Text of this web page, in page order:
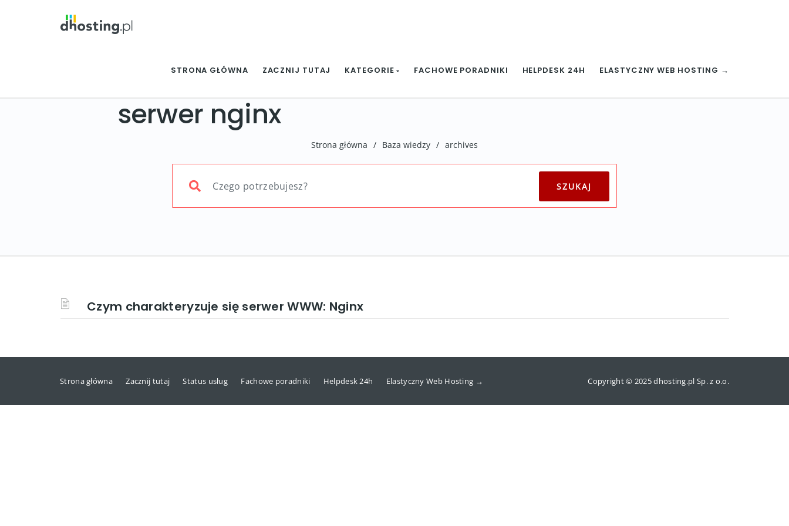
STRONA GŁÓWNA ZACZNIJ TUTAJ KATEGORIE FACHOWE PORADNIKI HELPDESK 24H ELASTYCZNY WEB HOSTING →
serwer nginx
Strona główna / Baza wiedzy / archives
Czym charakteryzuje się serwer WWW: Nginx
Strona główna Zacznij tutaj Status usług Fachowe poradniki Helpdesk 24h Elastyczny Web Hosting → Copyright © 2025 dhosting.pl Sp. z o.o.